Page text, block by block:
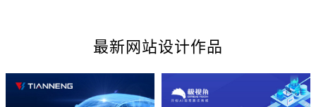
最新网站设计作品
招标项目